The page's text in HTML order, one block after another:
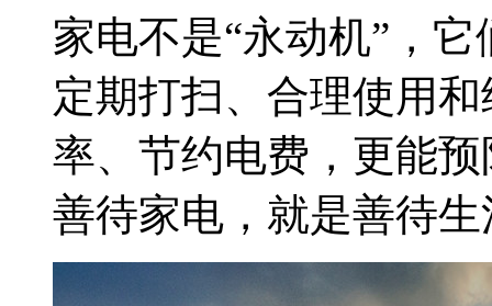
家电不是“永动机”，
定期打扫、合理使用
率、节约电费，更能
善待家电，就是善待